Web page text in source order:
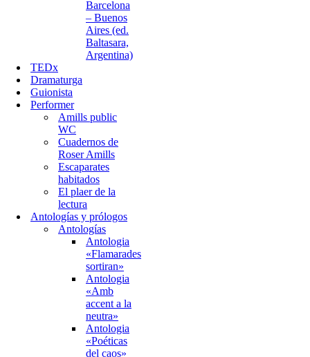
Barcelona
– Buenos
Aires (ed.
Baltasara,
Argentina)
TEDx
Dramaturga
Guionista
Performer
Amills public
WC
Cuadernos de
Roser Amills
Escaparates
habitados
El plaer de la
lectura
Antologías y prólogos
Antologías
Antologia
«Flamarades
sortiran»
Antologia
«Amb
accent a la
neutra»
Antologia
«Poéticas
del caos»